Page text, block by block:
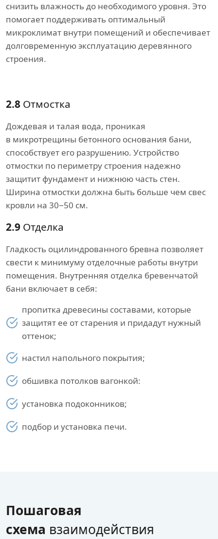
снизить влажность до необходимого уровня. Это
помогает поддерживать оптимальный
микроклимат внутри помещений и обеспечивает
долговременную эксплуатацию деревянного
строения.
2.8 Отмостка
Дождевая и талая вода, проникая
в микротрещины бетонного основания бани,
способствует его разрушению. Устройство
отмостки по периметру строения надежно
защитит фундамент и нижнюю часть стен.
Ширина отмостки должна быть больше чем свес
кровли на 30−50 см.
2.9 Отделка
Гладкость оцилиндрованного бревна позволяет
свести к минимуму отделочные работы внутри
помещения. Внутренняя отделка бревенчатой
бани включает в себя:
пропитка древесины составами, которые
защитят ее от старения и придадут нужный
оттенок;
настил напольного покрытия;
обшивка потолков вагонкой:
установка подоконников;
подбор и установка печи.
Пошаговая
схема взаимодействия